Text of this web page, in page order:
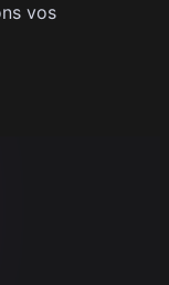
vos